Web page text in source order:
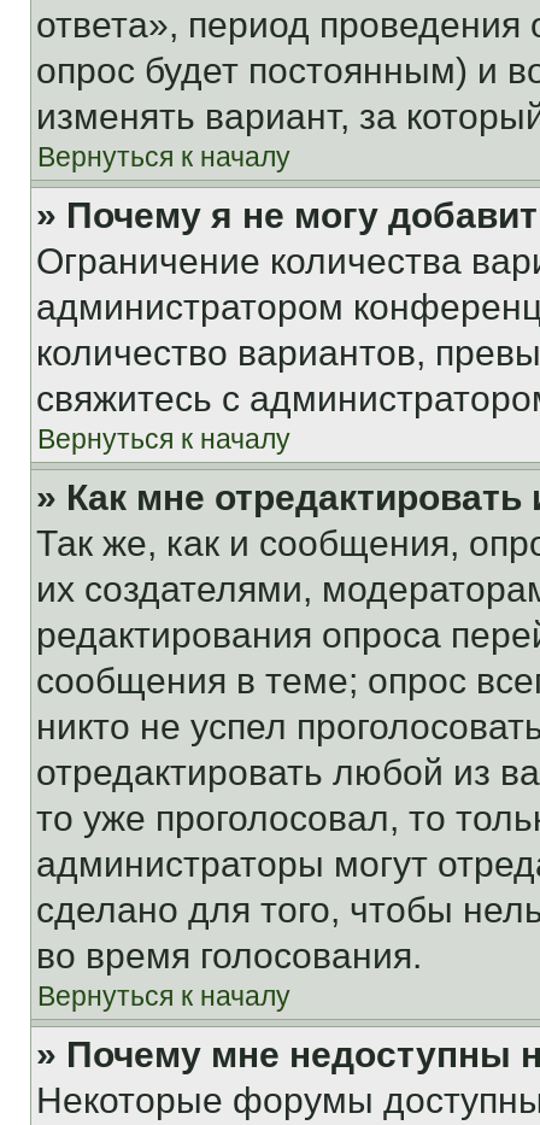
ответа», период проведения
опрос будет постоянным) и
изменять вариант, за
Вернуться к началу
» Почему я не могу
Ограничение количества
администратором
количество вариантов,
свяжитесь с
Вернуться к началу
» Как мне
Так же, как и сообщения,
их создателями,
редактирования опроса
сообщения в теме; опрос
никто не успел
отредактировать любой из
то уже проголосовал, то
администраторы могут
сделано для того, чтобы
во время голосования.
Вернуться к началу
» Почему мне недоступны
Некоторые форумы